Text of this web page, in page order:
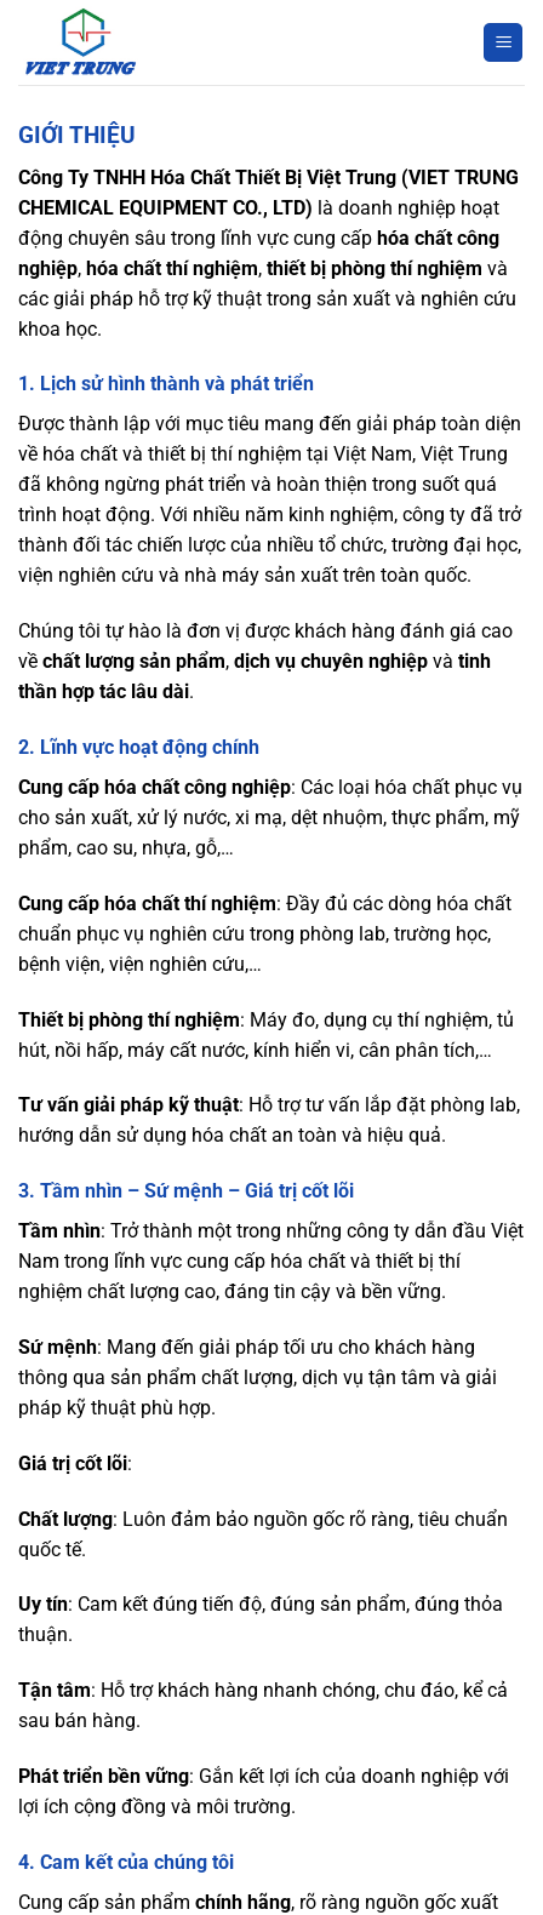
GIỚI THIỆU
Công Ty TNHH Hóa Chất Thiết Bị Việt Trung (VIET TRUNG
CHEMICAL EQUIPMENT CO., LTD) là doanh nghiệp hoạt
động chuyên sâu trong lĩnh vực cung cấp hóa chất công
nghiệp, hóa chất thí nghiệm, thiết bị phòng thí nghiệm và
các giải pháp hỗ trợ kỹ thuật trong sản xuất và nghiên cứu
khoa học.
1. Lịch sử hình thành và phát triển
Được thành lập với mục tiêu mang đến giải pháp toàn diện
về hóa chất và thiết bị thí nghiệm tại Việt Nam, Việt Trung
đã không ngừng phát triển và hoàn thiện trong suốt quá
trình hoạt động. Với nhiều năm kinh nghiệm, công ty đã trở
thành đối tác chiến lược của nhiều tổ chức, trường đại học,
viện nghiên cứu và nhà máy sản xuất trên toàn quốc.
Chúng tôi tự hào là đơn vị được khách hàng đánh giá cao
về chất lượng sản phẩm, dịch vụ chuyên nghiệp và tinh
thần hợp tác lâu dài.
2. Lĩnh vực hoạt động chính
Cung cấp hóa chất công nghiệp: Các loại hóa chất phục vụ
cho sản xuất, xử lý nước, xi mạ, dệt nhuộm, thực phẩm, mỹ
phẩm, cao su, nhựa, gỗ,…
Cung cấp hóa chất thí nghiệm: Đầy đủ các dòng hóa chất
chuẩn phục vụ nghiên cứu trong phòng lab, trường học,
bệnh viện, viện nghiên cứu,…
Thiết bị phòng thí nghiệm: Máy đo, dụng cụ thí nghiệm, tủ
hút, nồi hấp, máy cất nước, kính hiển vi, cân phân tích,…
Tư vấn giải pháp kỹ thuật: Hỗ trợ tư vấn lắp đặt phòng lab,
hướng dẫn sử dụng hóa chất an toàn và hiệu quả.
3. Tầm nhìn – Sứ mệnh – Giá trị cốt lõi
Tầm nhìn: Trở thành một trong những công ty dẫn đầu Việt
Nam trong lĩnh vực cung cấp hóa chất và thiết bị thí
nghiệm chất lượng cao, đáng tin cậy và bền vững.
Sứ mệnh: Mang đến giải pháp tối ưu cho khách hàng
thông qua sản phẩm chất lượng, dịch vụ tận tâm và giải
pháp kỹ thuật phù hợp.
Giá trị cốt lõi:
Chất lượng: Luôn đảm bảo nguồn gốc rõ ràng, tiêu chuẩn
quốc tế.
Uy tín: Cam kết đúng tiến độ, đúng sản phẩm, đúng thỏa
thuận.
Tận tâm: Hỗ trợ khách hàng nhanh chóng, chu đáo, kể cả
sau bán hàng.
Phát triển bền vững: Gắn kết lợi ích của doanh nghiệp với
lợi ích cộng đồng và môi trường.
4. Cam kết của chúng tôi
Cung cấp sản phẩm chính hãng, rõ ràng nguồn gốc xuất